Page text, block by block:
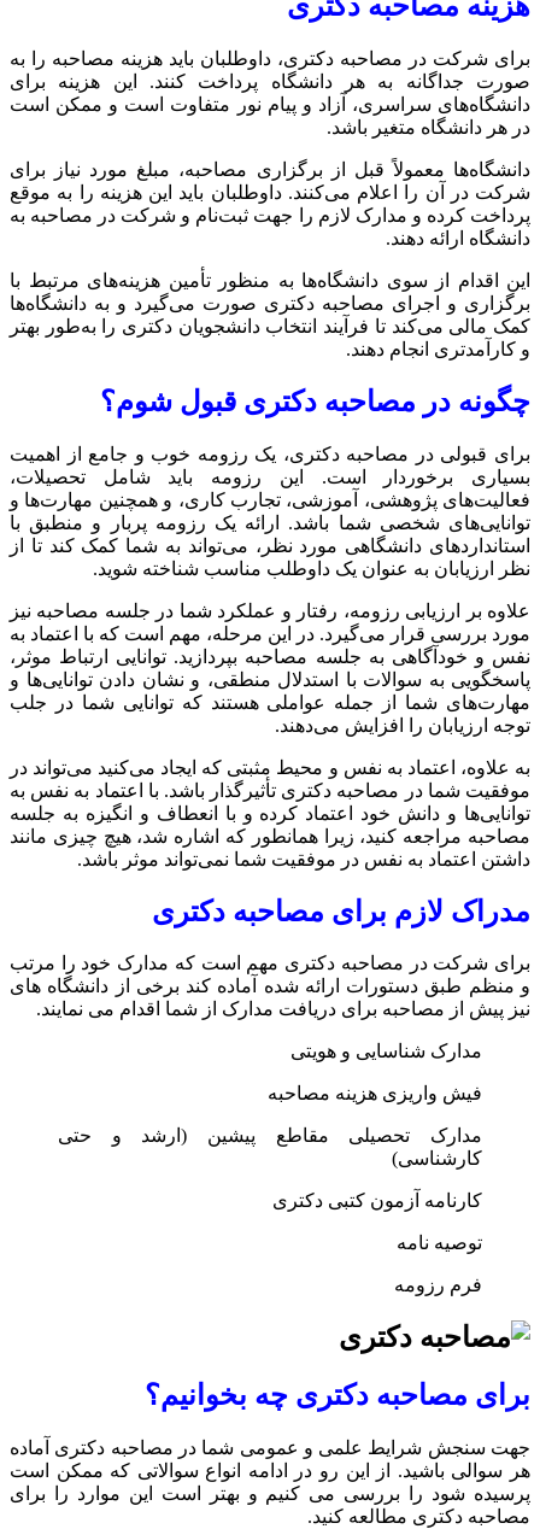
برای شرکت در مصاحبه دکتری، داوطلبان باید هزینه مصاحبه را به
صورت جداگانه به هر دانشگاه پرداخت کنند. این هزینه برای
دانشگاه‌های سراسری، آزاد و پیام نور متفاوت است و ممکن است
در هر دانشگاه متغیر باشد.
دانشگاه‌ها معمولاً قبل از برگزاری مصاحبه، مبلغ مورد نیاز برای
شرکت در آن را اعلام می‌کنند. داوطلبان باید این هزینه را به موقع
پرداخت کرده و مدارک لازم را جهت ثبت‌نام و شرکت در مصاحبه به
دانشگاه ارائه دهند.
این اقدام از سوی دانشگاه‌ها به منظور تأمین هزینه‌های مرتبط با
برگزاری و اجرای مصاحبه دکتری صورت می‌گیرد و به دانشگاه‌ها
کمک مالی می‌کند تا فرآیند انتخاب دانشجویان دکتری را به‌طور بهتر
و کارآمدتری انجام دهند.
چگونه در مصاحبه دکتری قبول شوم؟
برای قبولی در مصاحبه دکتری، یک رزومه خوب و جامع از اهمیت
بسیاری برخوردار است. این رزومه باید شامل تحصیلات،
فعالیت‌های پژوهشی، آموزشی، تجارب کاری، و همچنین مهارت‌ها و
توانایی‌های شخصی شما باشد. ارائه یک رزومه پربار و منطبق با
استانداردهای دانشگاهی مورد نظر، می‌تواند به شما کمک کند تا از
نظر ارزیابان به عنوان یک داوطلب مناسب شناخته شوید.
علاوه بر ارزیابی رزومه، رفتار و عملکرد شما در جلسه مصاحبه نیز
مورد بررسی قرار می‌گیرد. در این مرحله، مهم است که با اعتماد به
نفس و خودآگاهی به جلسه مصاحبه بپردازید. توانایی ارتباط موثر،
پاسخگویی به سوالات با استدلال منطقی، و نشان دادن توانایی‌ها و
مهارت‌های شما از جمله عواملی هستند که توانایی شما در جلب
توجه ارزیابان را افزایش می‌دهند.
به علاوه، اعتماد به نفس و محیط مثبتی که ایجاد می‌کنید می‌تواند در
موفقیت شما در مصاحبه دکتری تأثیرگذار باشد. با اعتماد به نفس به
توانایی‌ها و دانش خود اعتماد کرده و با انعطاف و انگیزه به جلسه
مصاحبه مراجعه کنید، زیرا همانطور که اشاره شد، هیچ چیزی مانند
داشتن اعتماد به نفس در موفقیت شما نمی‌تواند موثر باشد.
مدراک لازم برای مصاحبه دکتری
برای شرکت در مصاحبه دکتری مهم است که مدارک خود را مرتب
و منظم طبق دستورات ارائه شده آماده کند برخی از دانشگاه های
نیز پیش از مصاحبه برای دریافت مدارک از شما اقدام می نمایند.
مدارک شناسایی و هویتی
فیش واریزی هزینه مصاحبه
مدارک تحصیلی مقاطع پیشین (ارشد و حتی
کارشناسی)
کارنامه آزمون کتبی دکتری
توصیه نامه
فرم رزومه
برای مصاحبه دکتری چه بخوانیم؟
جهت سنجش شرایط علمی و عمومی شما در مصاحبه دکتری آماده
هر سوالی باشید. از این رو در ادامه انواع سوالاتی که ممکن است
پرسیده شود را بررسی می کنیم و بهتر است این موارد را برای
مصاحبه دکتری مطالعه کنید.